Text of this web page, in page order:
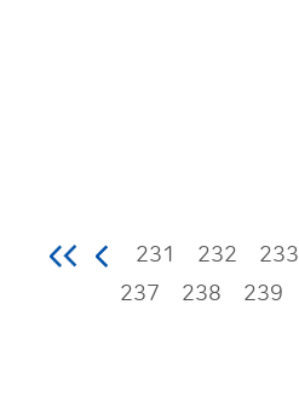
231 232 233
237
238 239